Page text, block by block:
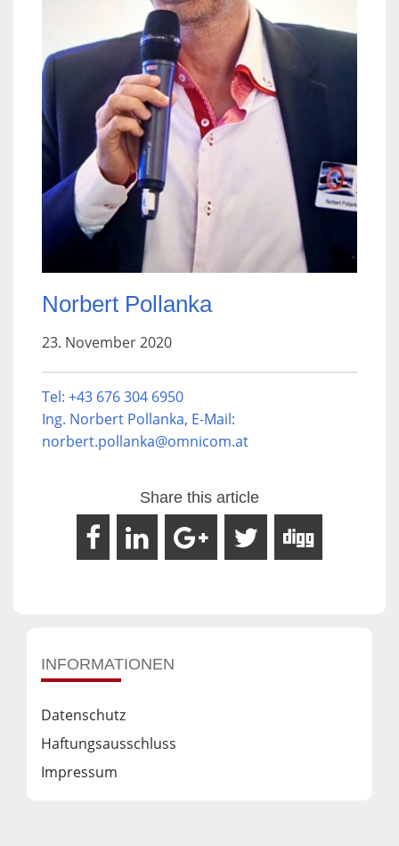
Norbert Pollanka
23. November 2020
Tel: +43 676 304 6950
Ing. Norbert Pollanka, E-Mail:
norbert.pollanka@omnicom.at
Share this article
INFORMATIONEN
Datenschutz
Haftungsausschluss
Impressum